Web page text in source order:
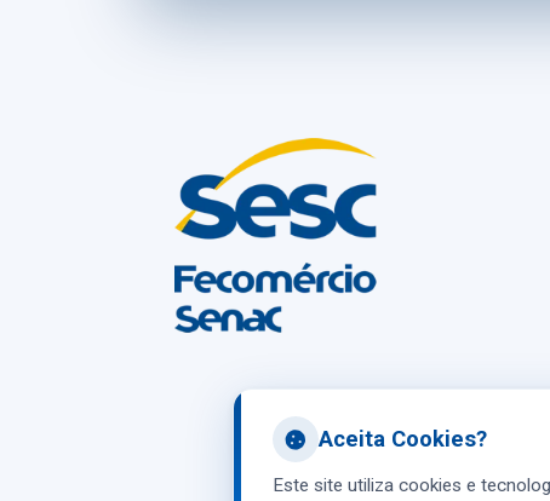
Aceita Cookies?
Este site utiliza cookies e